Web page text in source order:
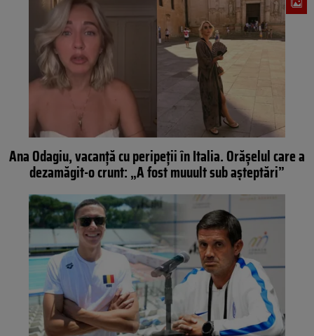
Ana Odagiu, vacanță cu peripeții în Italia. Orășelul care a
dezamăgit-o crunt: „A fost muuult sub așteptări”